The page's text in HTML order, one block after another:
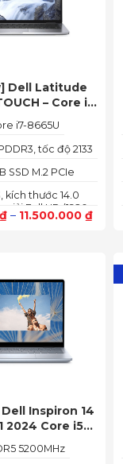
Dell Latitude
– Core i7
16G | SSD 512G
inch FHD Cảm
x360
₫ – 11.500.000₫
kích thước 14.0
Full HD (1920
SSD M.2 PCIe
tốc độ 2133
i7-8665U
Inspiron 14
2024 Core i5
5200MHz